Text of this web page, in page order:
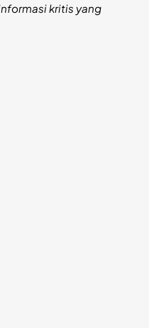
kritis yang